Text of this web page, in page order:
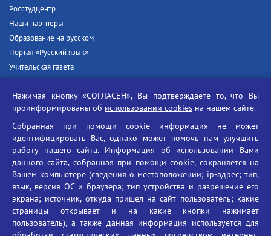
Росстудцентр
Наши партнёры
Образование на русском
Портал «Русский язык»
Учительская газета
Единый портал государственных услуг
Противодействие угрозам информационной безопасности
Социальные ролики - Генеральная прокуратура РФ
Противодействие коррупции
БГУ против наркотиков
Брянский государственный университет
имени академика И.Г. Петровского
Время работы: пн-пт 09:00-18:00
Нажимая кнопку «СОГЛАСЕН», Вы подтверждаете то, что Вы
проинформированы об использовании cookies на нашем сайте.
Собранная при помощи cookie информация не может
идентифицировать Вас, однако может помочь нам улучшить
работу нашего сайта. Информация об использовании Вами
данного сайта, собранная при помощи cookie, сохраняется на
Вашем компьютере (сведения о местоположении; ip-адрес; тип,
язык, версия ОС и браузера; тип устройства и разрешение его
экрана; источник, откуда пришел на сайт пользователь; какие
страницы открывает и на какие кнопки нажимает
пользователь), а также данная информация используется для